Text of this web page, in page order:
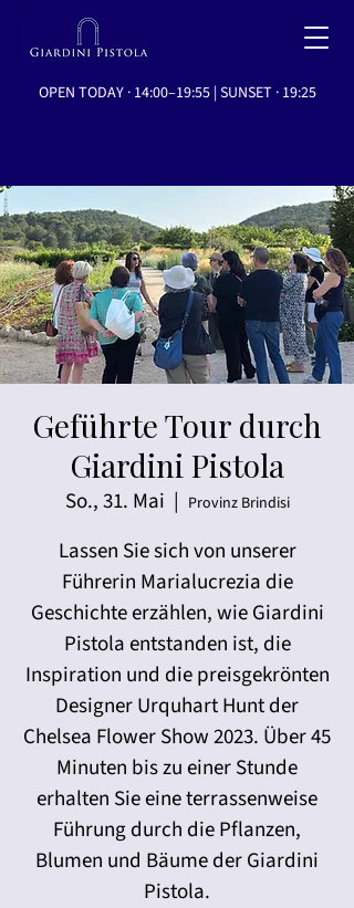
OPEN TODAY · 14:00–19:55 | SUNSET · 19:25
Geführte Tour durch
Giardini Pistola
So., 31. Mai
  |
Provinz Brindisi
Lassen Sie sich von unserer
Führerin Marialucrezia die
Geschichte erzählen, wie Giardini
Pistola entstanden ist, die
Inspiration und die preisgekrönten
Designer Urquhart Hunt der
Chelsea Flower Show 2023. Über 45
Minuten bis zu einer Stunde
erhalten Sie eine terrassenweise
Führung durch die Pflanzen,
Blumen und Bäume der Giardini
Pistola.